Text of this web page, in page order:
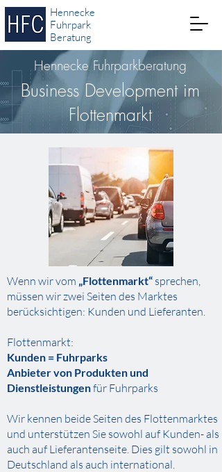
Hennecke
Fuhrpark
Beratung
Hennecke Fuhrparkberatung
Business Development im
Flottenmarkt
Wenn wir vom „Flottenmarkt“ sprechen,
müssen wir zwei Seiten des Marktes
berücksichtigen: Kunden und Lieferanten.
Flottenmarkt:
Kunden = Fuhrparks
Anbietervon Produkten und
Dienstleistungenfür Fuhrparks
Wir kennen beide Seiten des Flottenmarktes
und unterstützen Sie sowohl auf Kunden- als
auch auf Lieferantenseite. Dies gilt sowohl in
Deutschland als auch international.